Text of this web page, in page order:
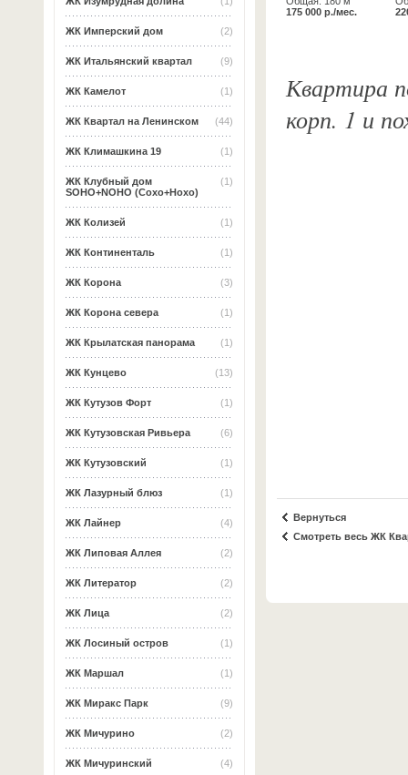
(2)
ЖК Имперский дом
(9)
ЖК Итальянский квартал
(1)
ЖК Камелот
(44)
ЖК Квартал на Ленинском
(1)
ЖК Климашкина 19
(1)
ЖК Клубный дом
SOHO+NOHO (Сохо+Нохо)
(1)
ЖК Колизей
(1)
ЖК Континенталь
(3)
ЖК Корона
(1)
ЖК Корона севера
(1)
ЖК Крылатская панорама
(13)
ЖК Кунцево
(1)
ЖК Кутузов Форт
(6)
ЖК Кутузовская Ривьера
(1)
ЖК Кутузовский
(1)
ЖК Лазурный блюз
(4)
ЖК Лайнер
(2)
ЖК Липовая Аллея
(2)
ЖК Литератор
(2)
ЖК Лица
(1)
ЖК Лосиный остров
(1)
ЖК Маршал
(9)
ЖК Миракс Парк
(2)
ЖК Мичурино
(4)
ЖК Мичуринский
175 000 р./мес.
Квартира
корп. 1 и
Вернуться
Смотреть весь ЖК